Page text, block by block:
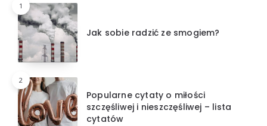
1
Jak sobie radzić ze smogiem?
2
Popularne cytaty o miłości
szczęśliwej i nieszczęśliwej – lista
cytatów